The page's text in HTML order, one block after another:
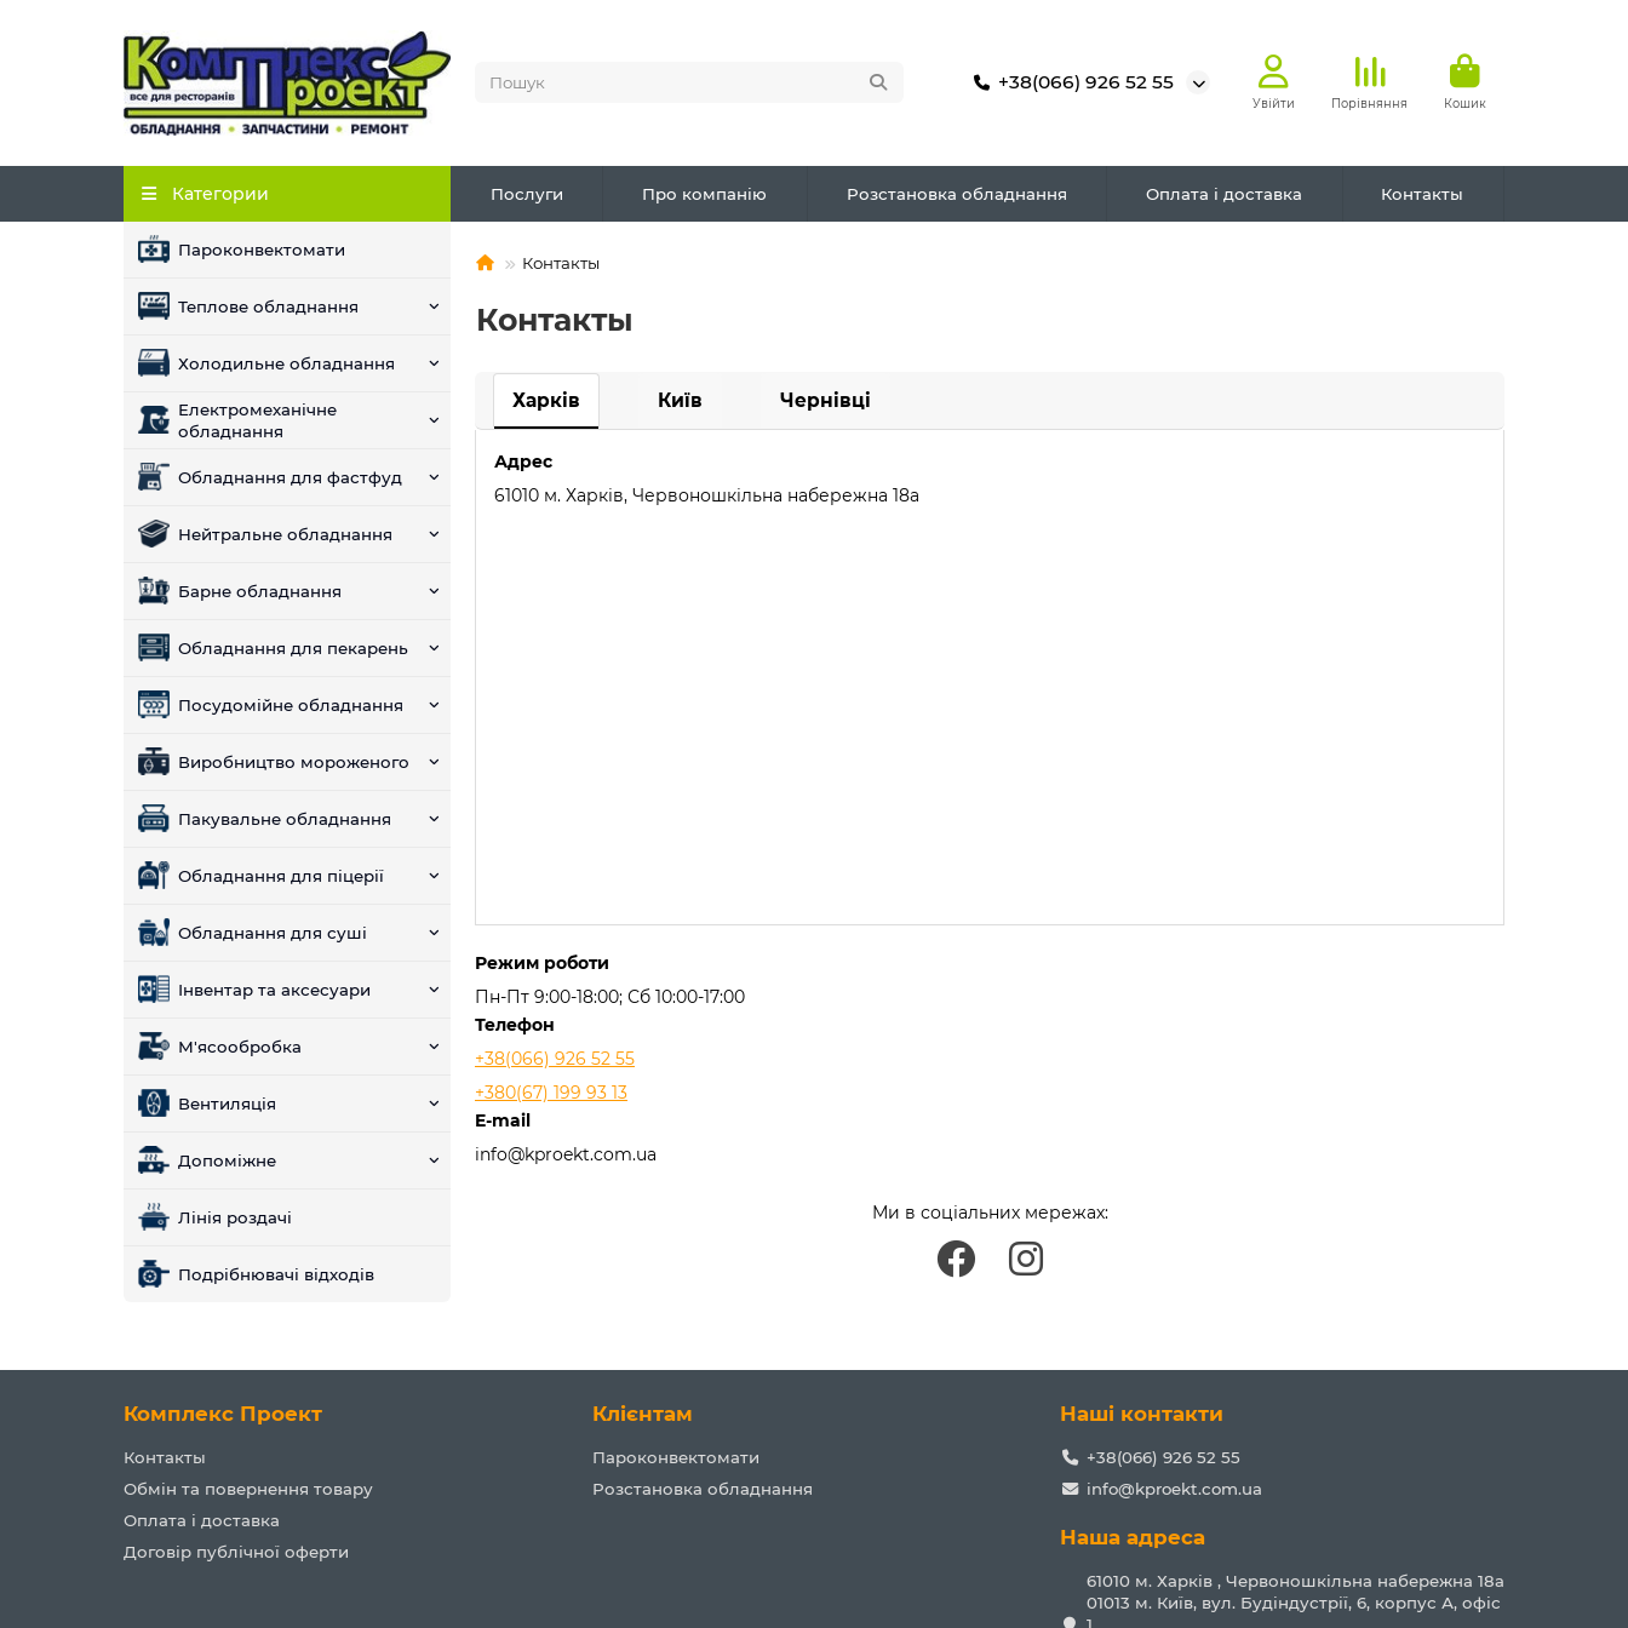
+38(066) 926 52 55
Увійти Порівняння Кошик
Категории
Пароконвектомати
Теплове обладнання
Холодильне обладнання
Електромеханічне
обладнання
Обладнання для фастфуд
Нейтральне обладнання
Барне обладнання
Обладнання для пекарень
Посудомійне обладнання
Виробництво мороженого
Пакувальне обладнання
Обладнання для піцерії
Обладнання для суші
Інвентар та аксесуари
М'ясообробка
Вентиляція
Допоміжне
Лінія роздачі
Подрібнювачі відходів
Послуги Про компанію Розстановка обладнання Оплата і доставка Контакты
Контакты
Контакты
Харків Київ Чернівці
Адрес
61010 м. Харків, Червоношкільна набережна 18а
Режим роботи
Пн-Пт 9:00-18:00; Сб 10:00-17:00
Телефон
+38(066) 926 52 55
+380(67) 199 93 13
E-mail
info@kproekt.com.ua
Ми в соціальних мережах:
Комплекс Проект
Контакты
Обмін та повернення товару
Оплата і доставка
Договір публічної оферти
Клієнтам
Пароконвектомати
Розстановка обладнання
Наші контакти
+38(066) 926 52 55
info@kproekt.com.ua
Наша адреса
61010 м. Харків , Червоношкільна набережна 18а
01013 м. Київ, вул. Будіндустрії, 6, корпус А, офіс